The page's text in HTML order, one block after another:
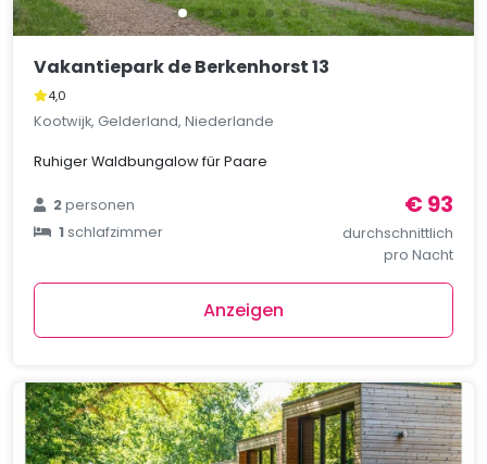
Vakantiepark de Berkenhorst 13
4,0
Kootwijk, Gelderland, Niederlande
Ruhiger Waldbungalow für Paare
2personen
1schlafzimmer
€ 93
durchschnittlich
pro Nacht
Anzeigen